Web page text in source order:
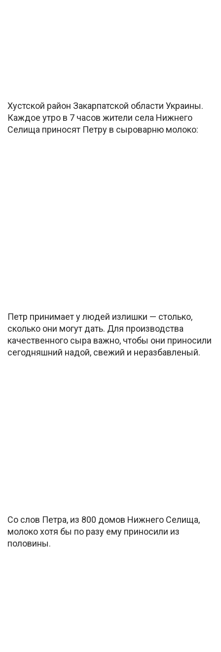
Хустской район Закарпатской области Украины.
Каждое утро в 7 часов жители села Нижнего
Селища приносят Петру в сыроварню молоко:
Петр принимает у людей излишки — столько,
сколько они могут дать. Для производства
качественного сыра важно, чтобы они приносили
сегодняшний надой, свежий и неразбавленый.
Со слов Петра, из 800 домов Нижнего Селища,
молоко хотя бы по разу ему приносили из
половины.